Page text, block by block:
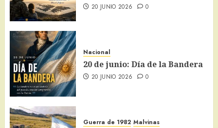
20 JUNIO 2026 0
Nacional
20 de junio: Día de la Bandera
20 JUNIO 2026 0
Guerra de 1982 Malvinas